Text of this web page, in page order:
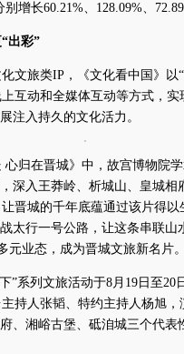
增长60.21%、128.09%、
出彩”
文旅类IP，《文化看中国》以
互动和全媒体互动等方式，
注入持久的文化活力。
归在晋城》中，故宫博物院
深入王莽岭、析城山、皇城相
晋城的千年底蕴通过该片得以
太行一号公路，让这条串联
元业态，成为晋城文旅新名片
”系列文旅活动于8月19日至
持人张韬、特约主持人杨旭
、湘峪古堡、砥洎城三个代